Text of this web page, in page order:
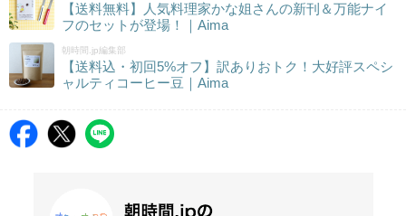
【送料無料】人気料理家かな姐さんの新刊＆万能ナイ
フのセットが登場！｜Aima
朝時間.jp編集部
【送料込・初回5%オフ】訳ありおトク！大好評スペシ
ャルティコーヒー豆｜Aima